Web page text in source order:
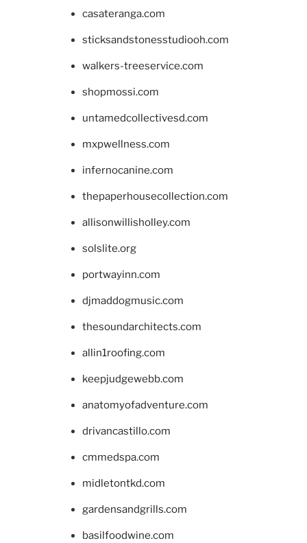
casateranga.com
sticksandstonesstudiooh.com
walkers-treeservice.com
shopmossi.com
untamedcollectivesd.com
mxpwellness.com
infernocanine.com
thepaperhousecollection.com
allisonwillisholley.com
solslite.org
portwayinn.com
djmaddogmusic.com
thesoundarchitects.com
allin1roofing.com
keepjudgewebb.com
anatomyofadventure.com
drivancastillo.com
cmmedspa.com
midletontkd.com
gardensandgrills.com
basilfoodwine.com